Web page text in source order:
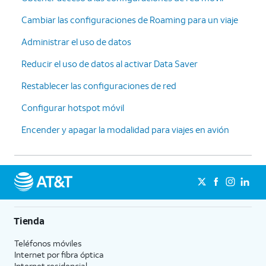
Cambiar las configuraciones de Roaming para un viaje
Administrar el uso de datos
Reducir el uso de datos al activar Data Saver
Restablecer las configuraciones de red
Configurar hotspot móvil
Encender y apagar la modalidad para viajes en avión
Tienda
Teléfonos móviles
Internet por fibra óptica